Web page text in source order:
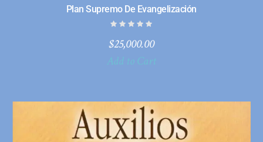
Plan Supremo De Evangelización
$25,000.00
Add to Cart